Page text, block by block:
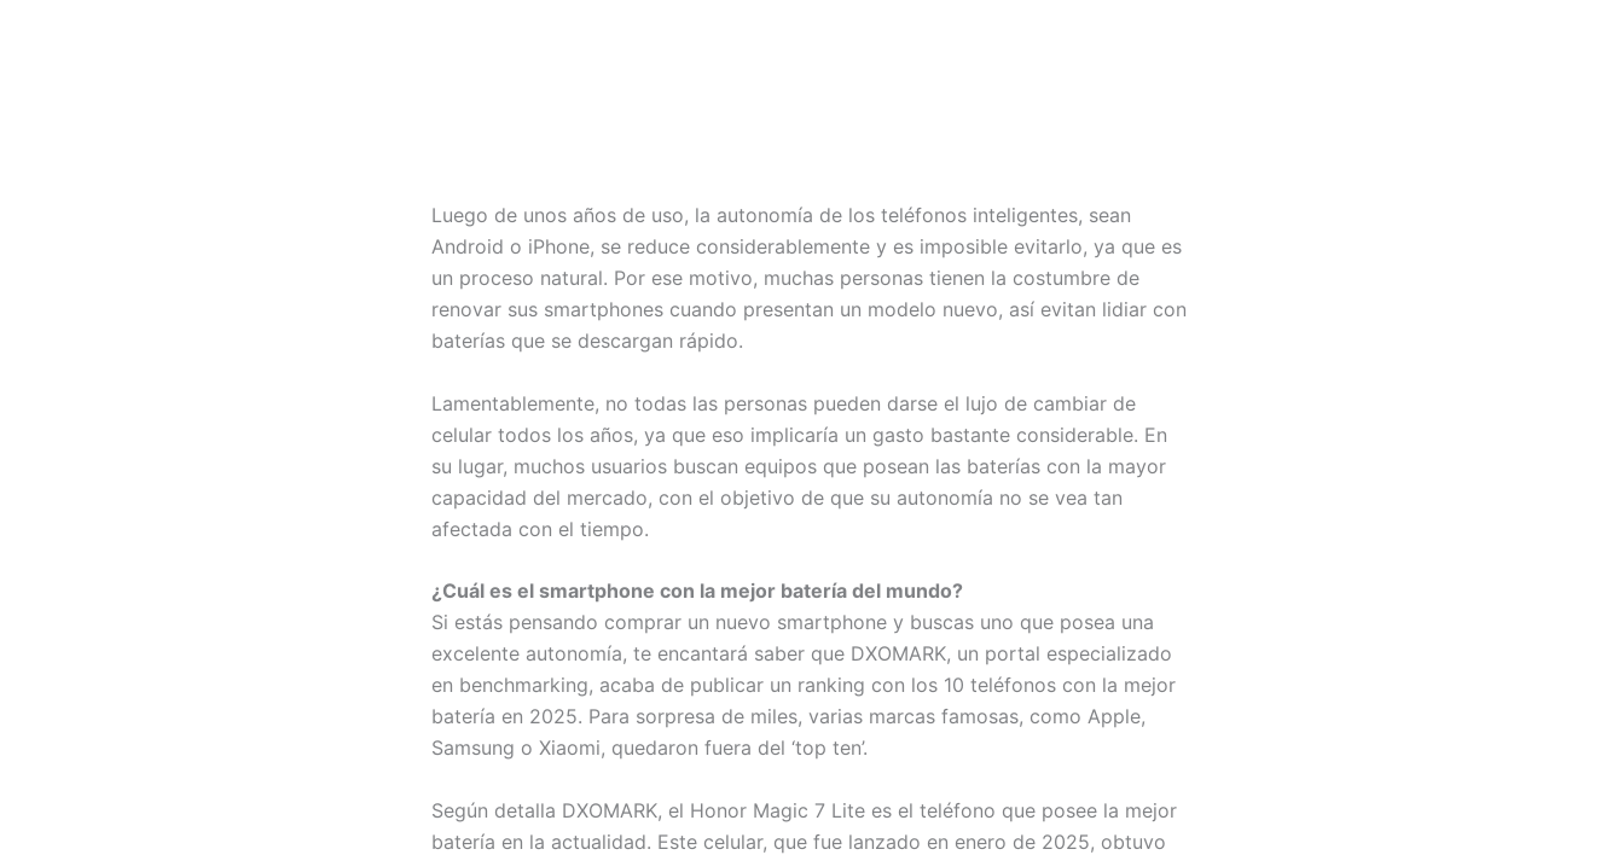
Luego de unos años de uso, la autonomía de los teléfonos inteligentes, sean
Android o iPhone, se reduce considerablemente y es imposible evitarlo, ya que es
un proceso natural. Por ese motivo, muchas personas tienen la costumbre de
renovar sus smartphones cuando presentan un modelo nuevo, así evitan lidiar con
baterías que se descargan rápido.
Lamentablemente, no todas las personas pueden darse el lujo de cambiar de
celular todos los años, ya que eso implicaría un gasto bastante considerable. En
su lugar, muchos usuarios buscan equipos que posean las baterías con la mayor
capacidad del mercado, con el objetivo de que su autonomía no se vea tan
afectada con el tiempo.
¿Cuál es el smartphone con la mejor batería del mundo?
Si estás pensando comprar un nuevo smartphone y buscas uno que posea una
excelente autonomía, te encantará saber que DXOMARK, un portal especializado
en benchmarking, acaba de publicar un ranking con los 10 teléfonos con la mejor
batería en 2025. Para sorpresa de miles, varias marcas famosas, como Apple,
Samsung o Xiaomi, quedaron fuera del ‘top ten’.
Según detalla DXOMARK, el Honor Magic 7 Lite es el teléfono que posee la mejor
batería en la actualidad. Este celular, que fue lanzado en enero de 2025, obtuvo